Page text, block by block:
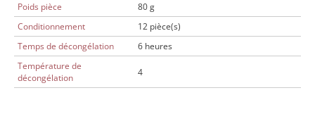
Poids pièce
80 g
Conditionnement
12 pièce(s)
Temps de décongélation
6 heures
Température de
décongélation
4